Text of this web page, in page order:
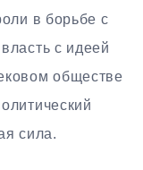
в борьбе с
с идеей
обществе
сила.